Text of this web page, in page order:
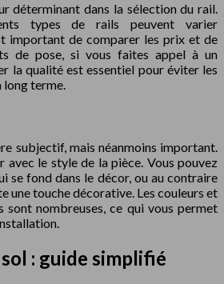
déterminant dans la sélection du rail.
types de rails peuvent varier
important de comparer les prix et de
de pose, si vous faites appel à un
la qualité est essentiel pour éviter les
long terme.
subjectif, mais néanmoins important.
avec le style de la pièce. Vous pouvez
se fond dans le décor, ou au contraire
une touche décorative. Les couleurs et
sont nombreuses, ce qui vous permet
: guide simplifié